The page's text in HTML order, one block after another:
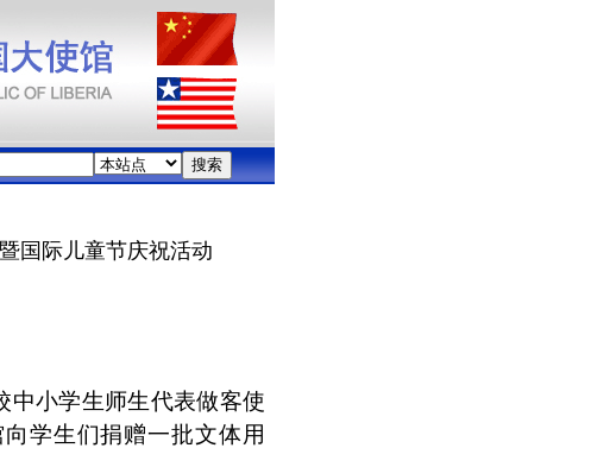
国际儿童节庆祝活动
中小学生师生代表做客使
学生们捐赠一批文体用